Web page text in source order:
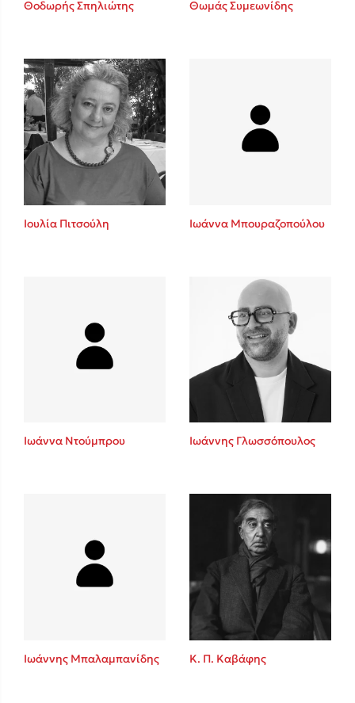
Sebastian Fitzek
Playlist
Ιωάννης Γλωσσόπουλος
Ένας γίγαντας στο σχολείο
Δανάη Δεληγεώργη
Θοδωρής Σπηλιώτης Θωμάς Συμεωνίδης
Ιουλία Πιτσούλη Ιωάννα Μπουραζοπούλου
Ιωάννα Ντούμπρου Ιωάννης Γλωσσόπουλος
Ιωάννης Μπαλαμπανίδης Κ. Π. Καβάφης